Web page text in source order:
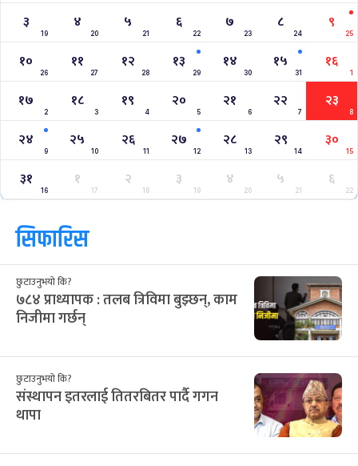
३
19
४
20
५
21
६
22
७
23
८
24
९
25
१०
26
११
27
१२
28
१३
29
१४
30
१५
31
१६
1
१७
2
१८
3
१९
4
२०
5
२१
6
२२
7
२३
8
२४
9
२५
10
२६
11
२७
12
२८
13
२९
14
३०
15
३१
16
१
17
२
18
३
19
४
20
५
21
६
22
सिफारिस
छुटाउनुभयो कि?
७८४ प्राध्यापक : तलब त्रिविमा बुझ्छन्, काम
निजीमा गर्छन्
छुटाउनुभयो कि?
संस्थापन इतरलाई तितरबितर पार्दै गगन
थापा